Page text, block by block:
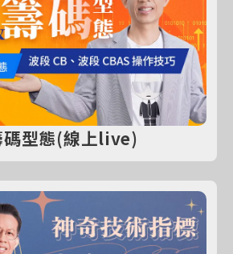
碼型態(線上live)